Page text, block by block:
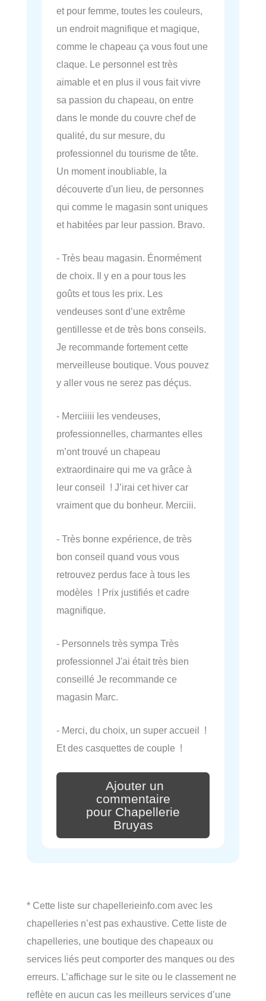
et pour femme, toutes les couleurs,
un endroit magnifique et magique,
comme le chapeau ça vous fout une
claque. Le personnel est très
aimable et en plus il vous fait vivre
sa passion du chapeau, on entre
dans le monde du couvre chef de
qualité, du sur mesure, du
professionnel du tourisme de tête.
Un moment inoubliable, la
découverte d'un lieu, de personnes
qui comme le magasin sont uniques
et habitées par leur passion. Bravo.
- Très beau magasin. Énormément
de choix. Il y en a pour tous les
goûts et tous les prix. Les
vendeuses sont d’une extrême
gentillesse et de très bons conseils.
Je recommande fortement cette
merveilleuse boutique. Vous pouvez
y aller vous ne serez pas déçus.
- Merciiiii les vendeuses,
professionnelles, charmantes elles
m’ont trouvé un chapeau
extraordinaire qui me va grâce à
leur conseil ! J’irai cet hiver car
vraiment que du bonheur. Merciii.
- Très bonne expérience, de très
bon conseil quand vous vous
retrouvez perdus face à tous les
modèles ! Prix justifiés et cadre
magnifique.
- Personnels très sympa Très
professionnel J'ai était très bien
conseillé Je recommande ce
magasin Marc.
- Merci, du choix, un super accueil !
Et des casquettes de couple !
Ajouter un
commentaire
pour Chapellerie
Bruyas
* Cette liste sur chapellerieinfo.com avec les
chapelleries n’est pas exhaustive. Cette liste de
chapelleries, une boutique des chapeaux ou
services liés peut comporter des manques ou des
erreurs. L’affichage sur le site ou le classement ne
reflète en aucun cas les meilleurs services d’une